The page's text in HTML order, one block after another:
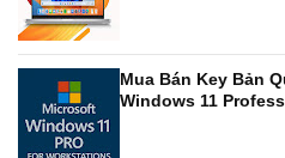
Mua Bán Key Bản
Windows 11